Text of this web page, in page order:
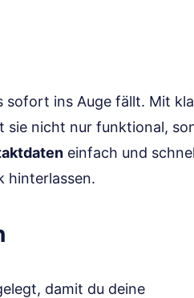
sofort ins Auge fällt. Mit
sie nicht nur funktional,
einfach und
hinterlassen.
damit du deine